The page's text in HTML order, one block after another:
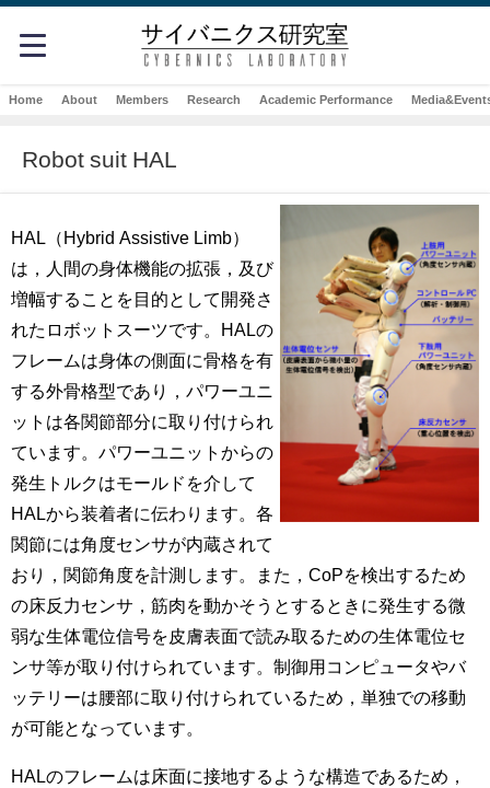
Home About Members Research Academic Performance
Robot suit HAL
HAL（Hybrid Assistive Limb）
は，人間の身体機能の拡張，及び
増幅することを目的として開発さ
れたロボットスーツです。HALの
フレームは身体の側面に骨格を有
する外骨格型であり，パワーユニ
ットは各関節部分に取り付けられ
ています。パワーユニットからの
発生トルクはモールドを介して
HALから装着者に伝わります。各
関節には角度センサが内蔵されて
おり，関節角度を計測します。また，CoPを検出するため
の床反力センサ，筋肉を動かそうとするときに発生する微
弱な生体電位信号を皮膚表面で読み取るための生体電位セ
ンサ等が取り付けられています。制御用コンピュータやバ
ッテリーは腰部に取り付けられているため，単独での移動
が可能となっています。
HALのフレームは床面に接地するような構造であるため，